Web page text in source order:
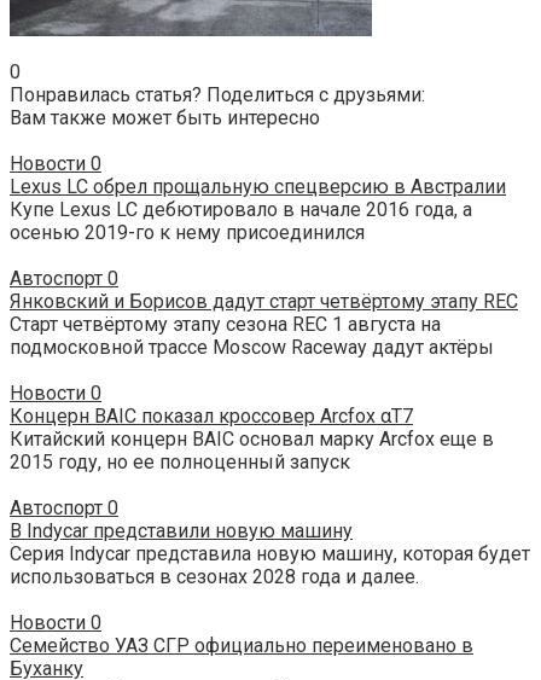
0
Понравилась статья? Поделиться с друзьями:
Вам также может быть интересно
Новости 0
Lexus LC обрел прощальную спецверсию в Австралии
Купе Lexus LC дебютировало в начале 2016 года, а
осенью 2019-го к нему присоединился
Автоспорт 0
Янковский и Борисов дадут старт четвёртому этапу REC
Старт четвёртому этапу сезона REC 1 августа на
подмосковной трассе Moscow Raceway дадут актёры
Новости 0
Концерн BAIC показал кроссовер Arcfox αT7
Китайский концерн BAIC основал марку Arcfox еще в
2015 году, но ее полноценный запуск
Автоспорт 0
В Indycar представили новую машину
Серия Indycar представила новую машину, которая будет
использоваться в сезонах 2028 года и далее.
Новости 0
Семейство УАЗ СГР официально переименовано в
Буханку